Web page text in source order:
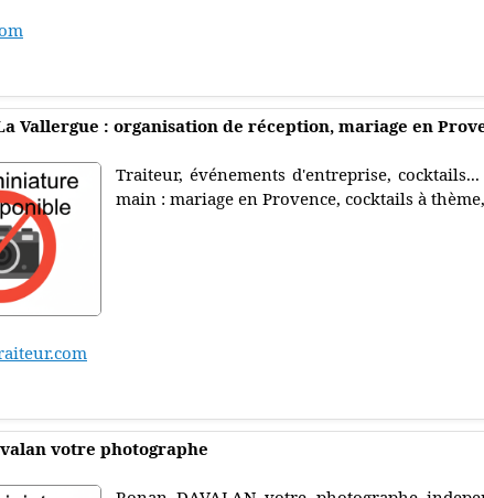
Vallergue : organisation de réception, mariage en
Traiteur, événements d'entreprise,
main : mariage en Provence, cocktails à
votre photographe